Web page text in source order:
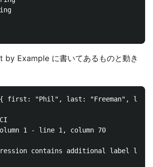
by Example に書いてあるものと動き
{ first: "Phil", last: "Freeman",
1 - line 1, column 70
contains additional label